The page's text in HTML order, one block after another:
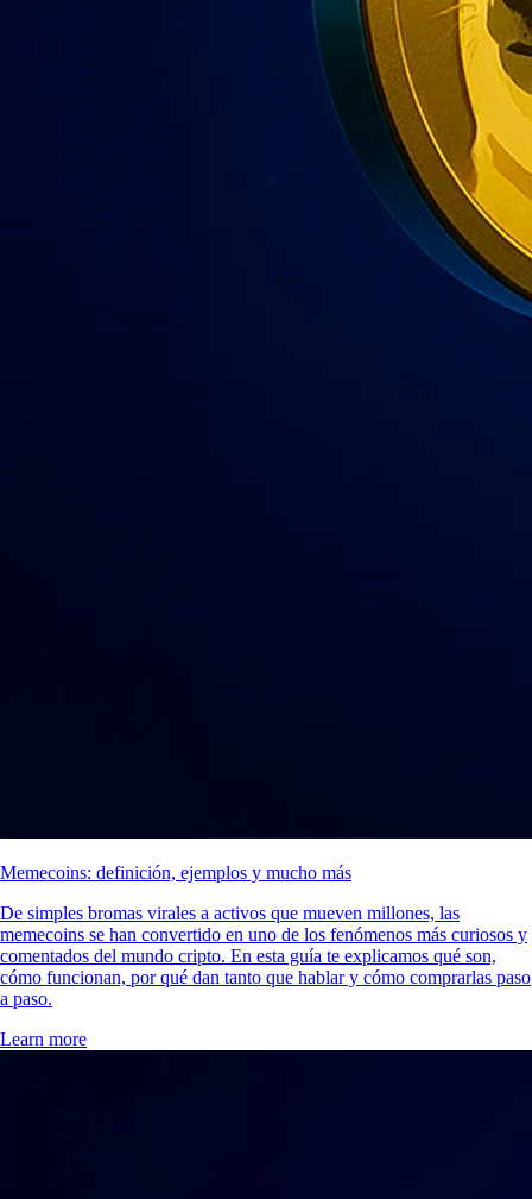
Memecoins: definición, ejemplos y mucho más
De simples bromas virales a activos que mueven millones, las
memecoins se han convertido en uno de los fenómenos más curiosos y
comentados del mundo cripto. En esta guía te explicamos qué son,
cómo funcionan, por qué dan tanto que hablar y cómo comprarlas paso
a paso.
Learn more